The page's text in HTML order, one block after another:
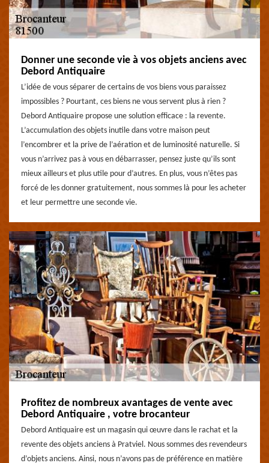
Donner une seconde vie à vos objets anciens avec
Debord Antiquaire
L’idée de vous séparer de certains de vos biens vous paraissez
impossibles ? Pourtant, ces biens ne vous servent plus à rien ?
Debord Antiquaire propose une solution efficace : la revente.
L’accumulation des objets inutile dans votre maison peut
l’encombrer et la prive de l’aération et de luminosité naturelle. Si
vous n’arrivez pas à vous en débarrasser, pensez juste qu’ils sont
mieux ailleurs et plus utile pour d’autres. En plus, vous n’êtes pas
forcé de les donner gratuitement, nous sommes là pour les acheter
et leur permettre une seconde vie.
Profitez de nombreux avantages de vente avec
Debord Antiquaire , votre brocanteur
Debord Antiquaire est un magasin qui œuvre dans le rachat et la
revente des objets anciens à Pratviel. Nous sommes des revendeurs
d’objets anciens. Ainsi, nous n’avons pas de préférence en matière